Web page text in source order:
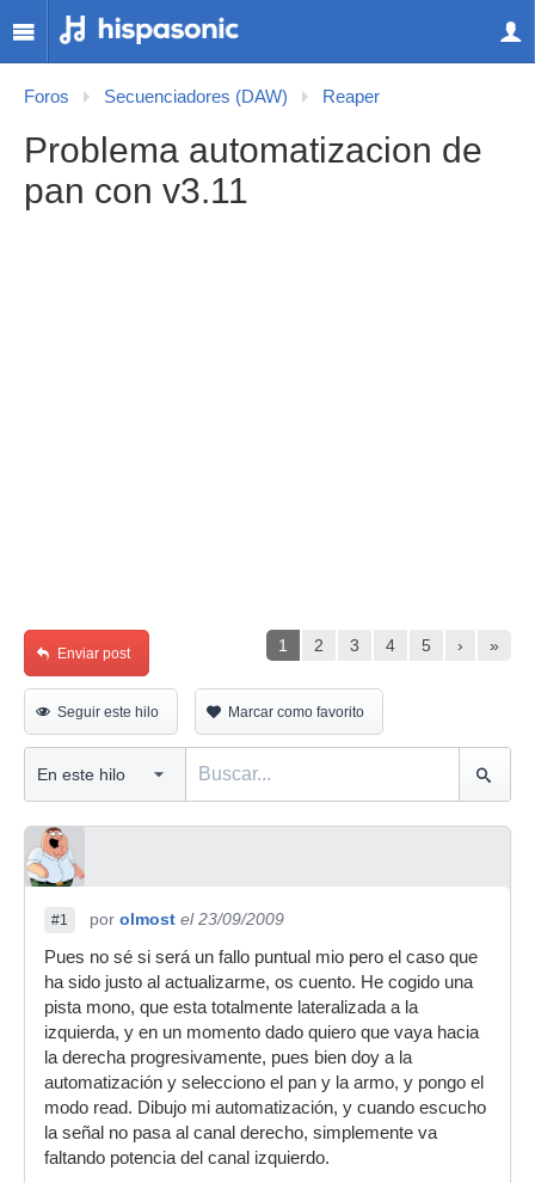
Foros Secuenciadores (DAW) Reaper
Problema automatizacion de
pan con v3.11
1 2 3 4 5 › »
Enviar post
Seguir este hilo Marcar como favorito
#1 por olmost el 23/09/2009
Pues no sé si será un fallo puntual mio pero el caso que
ha sido justo al actualizarme, os cuento. He cogido una
pista mono, que esta totalmente lateralizada a la
izquierda, y en un momento dado quiero que vaya hacia
la derecha progresivamente, pues bien doy a la
automatización y selecciono el pan y la armo, y pongo el
modo read. Dibujo mi automatización, y cuando escucho
la señal no pasa al canal derecho, simplemente va
faltando potencia del canal izquierdo.